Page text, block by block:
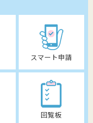
スマート申請
回覧板